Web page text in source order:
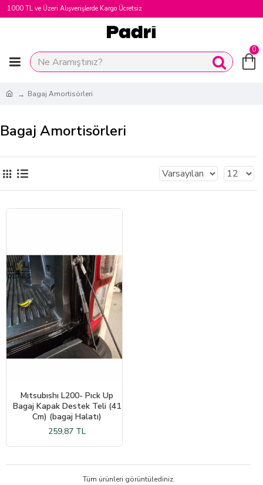
1000 TL ve Üzeri Alışverişlerde Kargo Ücretsiz
0
Bagaj Amortisörleri
Bagaj Amortisörleri
Mıtsubıshı L200- Pıck Up
Bagaj Kapak Destek Teli (41
Cm) (bagaj Halatı)
259,87 TL
Tüm ürünleri görüntülediniz.